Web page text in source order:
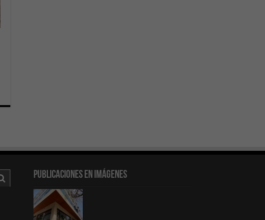
Publicaciones en Imágenes